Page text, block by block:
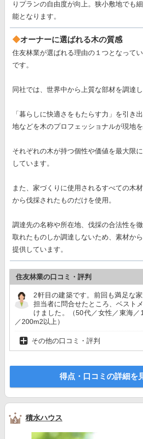
りプランの自由度が向上。狭小敷地でも
能となります。
オーナーに選ばれる木の質感
住友林業が選ばれる理由の１つとなってい
です。
同社では、世界中から上質な部材を調達し
「暮らしに快適さをもたらす力」を引き
地などを木のプロフェッショナルが現地を
それぞれの木が持つ個性や価値を最大限
しています。
また、家づくりに使用されるすべての木
から伐採されたものだけを使用。
調達先の名称や所在地、伐採の合法性を
取れたものしか調達しないため、素材か
提供しています。
住友林業の口コミ・評判
2軒目の建築です。前回も満足な
担当者に問合せたところ、ベスト
けました。（50代／女性／東海／
／200m2以上）
その他の口コミ・評判
得点・口コミの詳細を
積水ハウス